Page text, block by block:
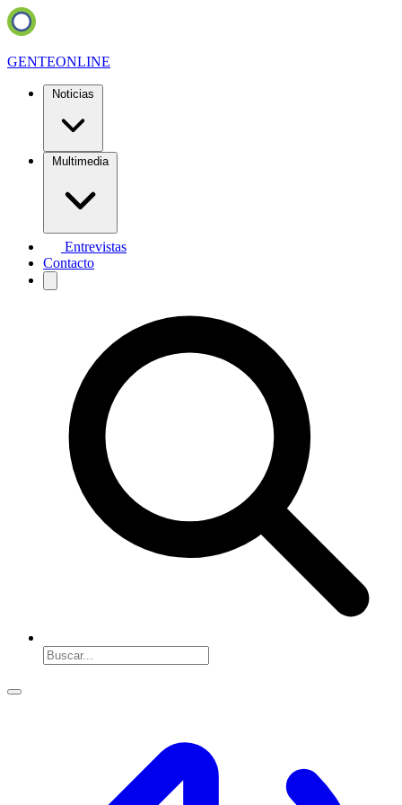
GENTEONLINE
Noticias
Multimedia
Entrevistas
Contacto